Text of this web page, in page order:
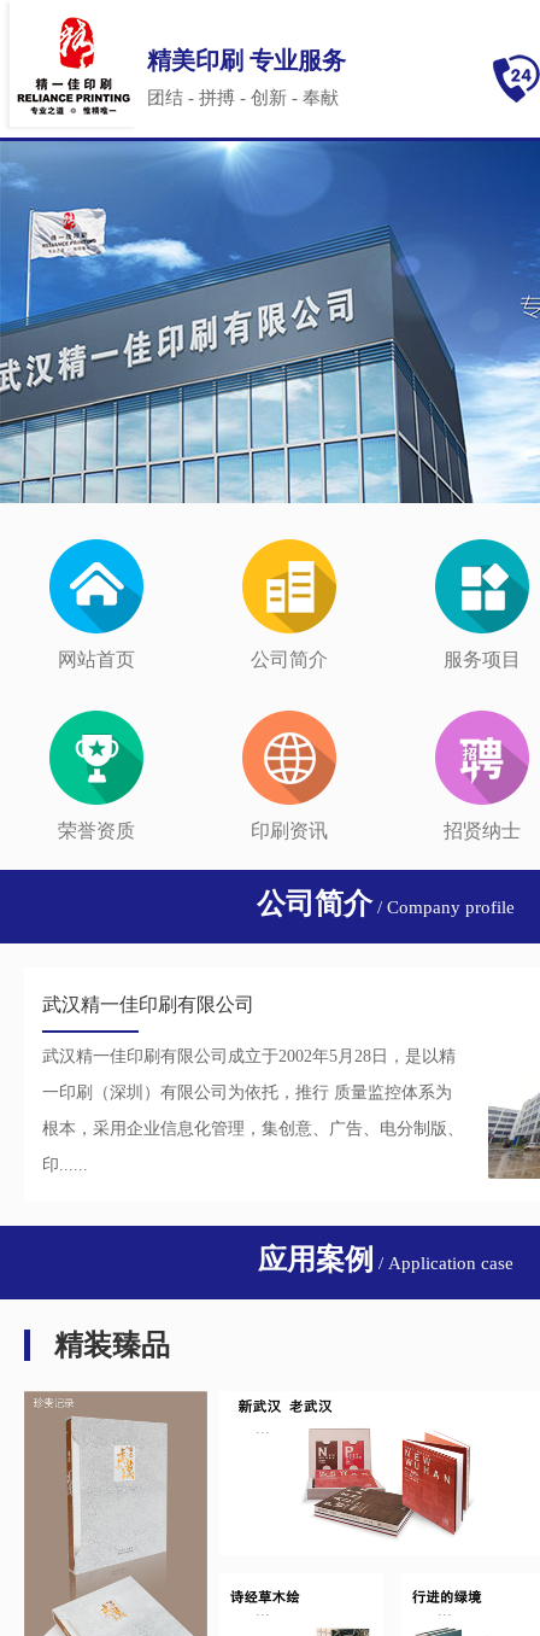
精美印刷 专业服务
团结 - 拼搏 - 创新 - 奉献
网站首页 公司简介 服务项目
荣誉资质 印刷资讯 招贤纳士
公司简介/ Company profile
武汉精一佳印刷有限公司
武汉精一佳印刷有限公司成立于2002年5月28日，是以精
一印刷（深圳）有限公司为依托，推行 质量监控体系为
根本，采用企业信息化管理，集创意、广告、电分制版、
印......
应用案例 / Application case
精装臻品
... ...
... ...